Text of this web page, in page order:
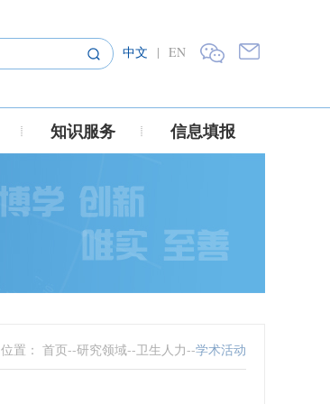
中文 | EN
知识服务 信息填报
位置： 首页--研究领域--卫生人力--学术活动